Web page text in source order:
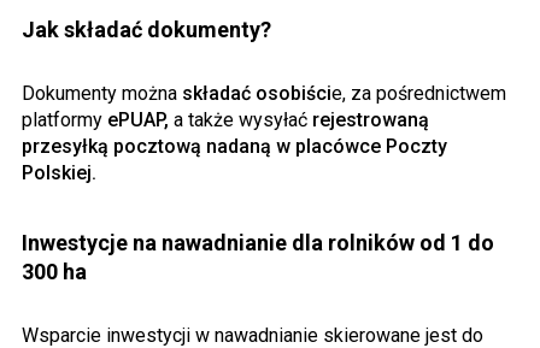
Jak składać dokumenty?
Dokumenty można składać osobiście, za pośrednictwem
platformy ePUAP, a także wysyłać rejestrowaną
przesyłką pocztową nadaną w placówce Poczty
Polskiej.
Inwestycje na nawadnianie dla rolników od 1 do
300 ha
Wsparcie inwestycji w nawadnianie skierowane jest do